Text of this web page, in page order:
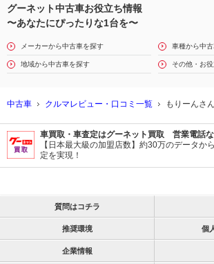
グーネット中古車お役立ち情報
〜あなたにぴったりな1台を〜
メーカーから中古車を探す 車種から中
地域から中古車を探す その他・お
中古車 クルマレビュー・口コミ一覧 もりーんさ
車買取・車査定はグーネット買取 営業電話
【日本最大級の加盟店数】約30万のデータか
定を実現！
質問はコチラ
推奨環境 個
企業情報